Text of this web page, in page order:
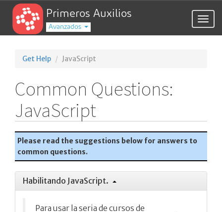
Primeros Auxilios
Avanzados
Get Help JavaScript
Common Questions:
JavaScript
Please read the suggestions below for answers to
common questions.
Habilitando JavaScript.
Para usar la seria de cursos de